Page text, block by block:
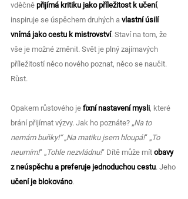
vděčně přijímá kritiku jako příležitost k učení,
inspiruje se úspěchem druhých a vlastní úsilí
vnímá jako cestu k mistrovství. Staví na tom, že
vše je možné změnit. Svět je plný zajímavých
příležitostí něco nového poznat, něco se naučit.
Růst.
Opakem růstového je fixní nastavení mysli, které
brání přijímat výzvy. Jak ho poznáte? „Na to
nemám buňky!“ „Na matiku jsem hloupá!“ „To
neumím!“ „Tohle nezvládnu!“ Dítě může mít obavy
z neúspěchu a preferuje jednoduchou cestu. Jeho
učení je blokováno.